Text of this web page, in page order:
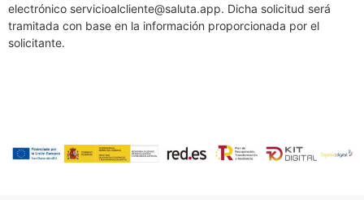
electrónico servicioalcliente@saluta.app. Dicha solicitud será
tramitada con base en la información proporcionada por el
solicitante.